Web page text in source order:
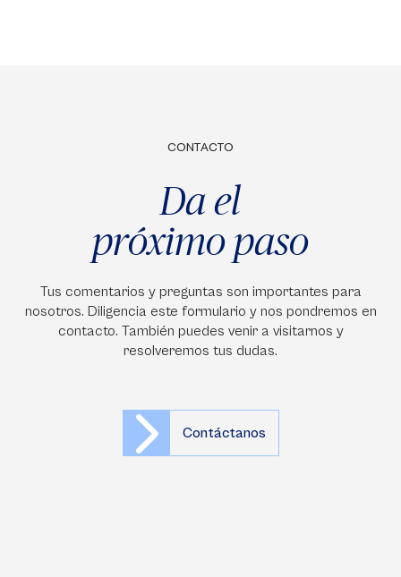
CONTACTO
Da el
próximo paso
Tus comentarios y preguntas son importantes para
nosotros. Diligencia este formulario y nos pondremos en
contacto. También puedes venir a visitarnos y
resolveremos tus dudas.
Contáctanos